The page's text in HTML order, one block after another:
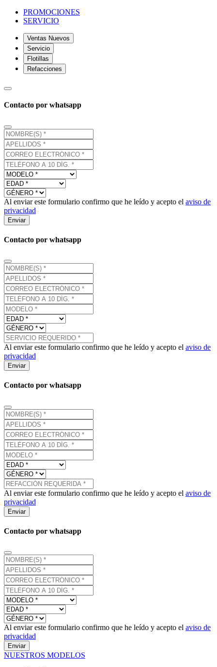
PROMOCIONES
SERVICIO
Ventas Nuevos
Servicio
Flotillas
Refacciones
Contacto por whatsapp
Al enviar este formulario confirmo que he leído y acepto el aviso de
privacidad
Enviar
Contacto por whatsapp
Al enviar este formulario confirmo que he leído y acepto el aviso de
privacidad
Enviar
Contacto por whatsapp
Al enviar este formulario confirmo que he leído y acepto el aviso de
privacidad
Enviar
Contacto por whatsapp
Al enviar este formulario confirmo que he leído y acepto el aviso de
privacidad
Enviar
NUESTROS MODELOS